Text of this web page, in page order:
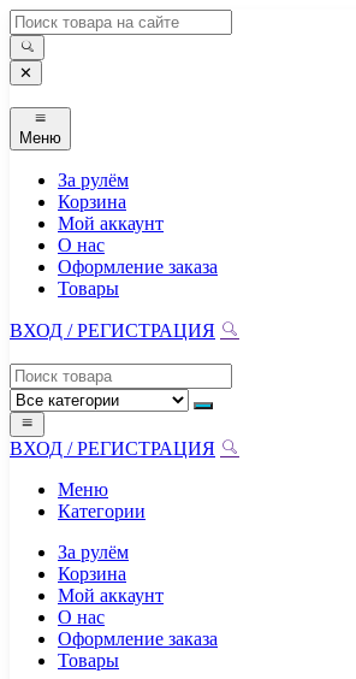
Перейти
к
содержимому
✕
Меню
За рулём
Корзина
Мой аккаунт
О нас
Оформление заказа
Товары
ВХОД / РЕГИСТРАЦИЯ
ВХОД / РЕГИСТРАЦИЯ
Меню
Категории
За рулём
Корзина
Мой аккаунт
О нас
Оформление заказа
Товары